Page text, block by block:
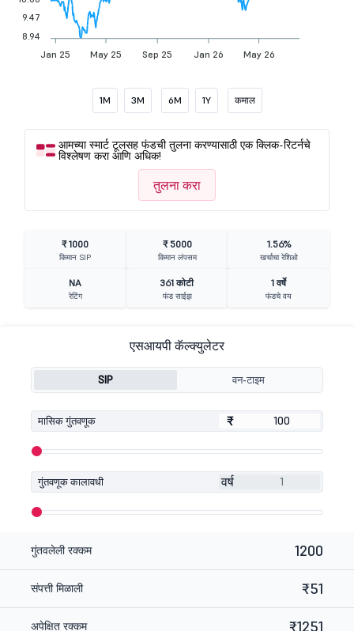
Jan 25 May 25 Sep 25 Jan 26 May 26
9.47
8.94
1M 3M 6M 1Y कमाल
आमच्या स्मार्ट टूलसह फंडची तुलना करण्यासाठी एक क्लिक-रिटर्नचे
विश्लेषण करा आणि अधिक!
तुलना करा
₹ 1000
किमान SIP
₹ 5000
किमान लंपसम
1.56%
खर्चाचा रेशिओ
NA
रेटिंग
361 कोटी
फंड साईझ
1 वर्षे
फंडचे वय
एसआयपी कॅल्क्युलेटर
SIP वन-टाइम
मासिक गुंतवणूक ₹
₹
गुंतवणूक कालावधी वर्ष
गुंतवलेली रक्कम 1200
संपत्ती मिळाली ₹51
अपेक्षित रक्कम ₹1251